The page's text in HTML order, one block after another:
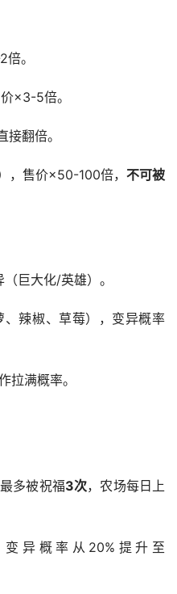
。
×3-5倍。
接翻倍。
，售价×50-100倍， 不可被
巨大化/英雄）。
、辣椒、草莓），变异概率
拉满概率。
多被祝福3次，农场每日上
异概率从20%提升至